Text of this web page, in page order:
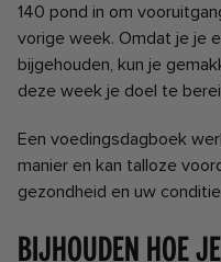
140 pond in om
vorige week. Omdat je je
bijgehouden, kun je
deze week je doel te
Een voedingsdagboek
manier en kan talloze
gezondheid en uw
Bijhouden hoe